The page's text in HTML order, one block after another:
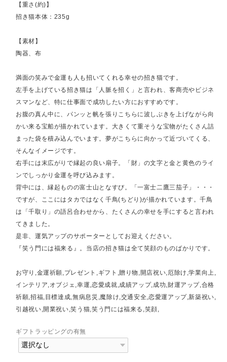
【重さ(約)】
招き猫本体：235g
【素材】
陶器、布
満面の笑みで金運も人も招いてくれる幸せの招き猫です。
左手を上げている招き猫は「人脈を招く」と言われ、客商売やビジネ
スマンなど、特に仕事面で成功したい方におすすめです。
お腹の真ん中に、パンッと帆を張りこちらに波しぶきを上げながら向
かい来る宝船が描かれています。大きくて重そうな宝物がたくさん詰
まった袋を積み込んでいます。夢がこちらに向かって近づいてくる、
そんなイメージです。
右手には末広がりで縁起の良い扇子。「財」の文字と金と黄色のライ
ンでしっかり金運を呼び込みます。
背中には、縁起ものの富士山となすび。「一富士二鷹三茄子」・・・
ですが、ここにはタカではなく千鳥(ちどり)が描かれています。千鳥
は「千取り」の語呂合わせから、たくさんの幸せを手にすると言われ
てきました。
是非、運気アップのサポーターとしてお迎えください。
『笑う門には福来る』。当店の招き猫は全て笑顔のものばかりです。
お守り,金運祈願,プレゼント,ギフト,贈り物,開店祝い,厄除け,学業向上,
インテリア,オブジェ,幸運,恋愛成就,成績アップ,成功,財運アップ,合格
祈願,招福,目標達成,無病息災,魔除け,交通安全,恋愛運アップ,新築祝い,
引越祝い,開業祝い,笑う猫,笑う門には福来る,笑顔,
ギフトラッピングの有無